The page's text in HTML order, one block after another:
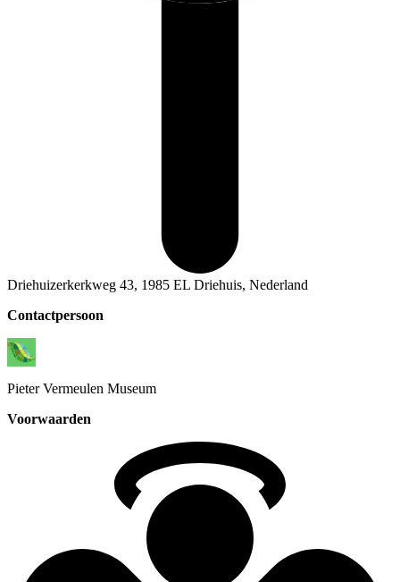
Driehuizerkerkweg 43, 1985 EL Driehuis, Nederland
Contactpersoon
Pieter Vermeulen Museum
Voorwaarden